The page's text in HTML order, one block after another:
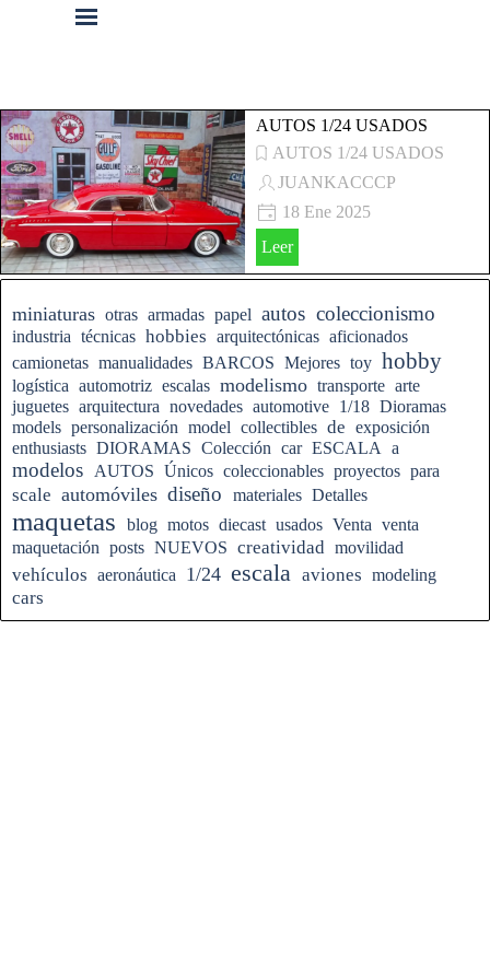
Vaya al Contenido
AUTOS 1/24 USADOS
AUTOS 1/24 USADOS
JUANKACCCP
18 Ene 2025
AUTOS A ESCALA 1/24
USADOS
Leer
Saltar el bloque
miniaturas otras armadas papel autos coleccionismo
industria técnicas hobbies arquitectónicas aficionados
camionetas manualidades BARCOS Mejores toy hobby
logística automotriz escalas modelismo transporte arte
juguetes arquitectura novedades automotive 1/18 Dioramas
models personalización model collectibles de exposición
enthusiasts DIORAMAS Colección car ESCALA a
modelos AUTOS Únicos coleccionables proyectos para
scale automóviles diseño materiales Detalles
maquetas blog motos diecast usados Venta venta
maquetación posts NUEVOS creatividad movilidad
vehículos aeronáutica 1/24 escala aviones modeling
cars